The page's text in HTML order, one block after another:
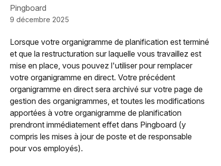
Pingboard
9 décembre 2025
Lorsque votre organigramme de planification est terminé
et que la restructuration sur laquelle vous travaillez est
mise en place, vous pouvez l'utiliser pour remplacer
votre organigramme en direct. Votre précédent
organigramme en direct sera archivé sur votre page de
gestion des organigrammes, et toutes les modifications
apportées à votre organigramme de planification
prendront immédiatement effet dans Pingboard (y
compris les mises à jour de poste et de responsable
pour vos employés).